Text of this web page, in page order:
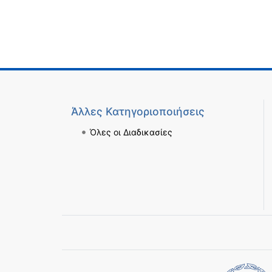
Άλλες Κατηγοριοποιήσεις
Όλες οι Διαδικασίες